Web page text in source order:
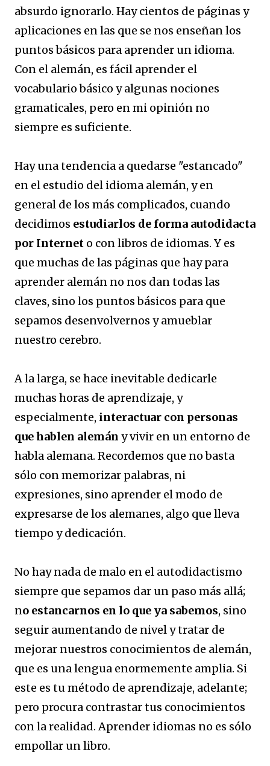
absurdo ignorarlo. Hay cientos de páginas y
aplicaciones en las que se nos enseñan los
puntos básicos para aprender un idioma.
Con el alemán, es fácil aprender el
vocabulario básico y algunas nociones
gramaticales, pero en mi opinión no
siempre es suficiente.
Hay una tendencia a quedarse "estancado"
en el estudio del idioma alemán, y en
general de los más complicados, cuando
decidimos estudiarlos de forma autodidacta
por Internet o con libros de idiomas. Y es
que muchas de las páginas que hay para
aprender alemán no nos dan todas las
claves, sino los puntos básicos para que
sepamos desenvolvernos y amueblar
nuestro cerebro.
A la larga, se hace inevitable dedicarle
muchas horas de aprendizaje, y
especialmente, interactuar con personas
que hablen alemán y vivir en un entorno de
habla alemana. Recordemos que no basta
sólo con memorizar palabras, ni
expresiones, sino aprender el modo de
expresarse de los alemanes, algo que lleva
tiempo y dedicación.
No hay nada de malo en el autodidactismo
siempre que sepamos dar un paso más allá;
no estancarnos en lo que ya sabemos, sino
seguir aumentando de nivel y tratar de
mejorar nuestros conocimientos de alemán,
que es una lengua enormemente amplia. Si
este es tu método de aprendizaje, adelante;
pero procura contrastar tus conocimientos
con la realidad. Aprender idiomas no es sólo
empollar un libro.